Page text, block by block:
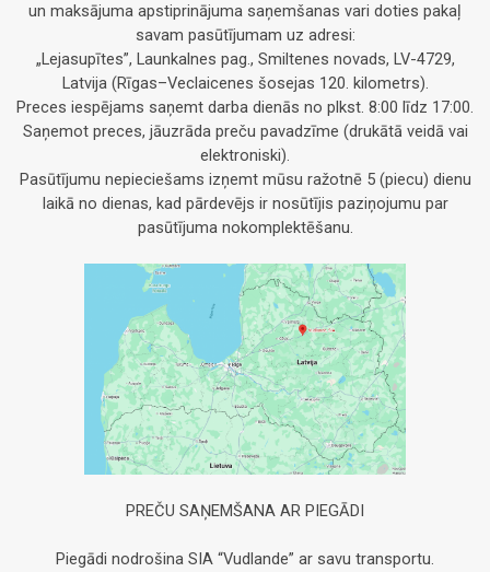
un maksājuma apstiprinājuma saņemšanas vari doties pakaļ
savam pasūtījumam uz adresi:
„Lejasupītes”, Launkalnes pag., Smiltenes novads, LV-4729,
Latvija (Rīgas–Veclaicenes šosejas 120. kilometrs).
Preces iespējams saņemt darba dienās no plkst. 8:00 līdz 17:00.
Saņemot preces, jāuzrāda preču pavadzīme (drukātā veidā vai
elektroniski).
Pasūtījumu nepieciešams izņemt mūsu ražotnē 5 (piecu) dienu
laikā no dienas, kad pārdevējs ir nosūtījis paziņojumu par
pasūtījuma nokomplektēšanu.
PREČU SAŅEMŠANA AR PIEGĀDI
Piegādi nodrošina SIA “Vudlande” ar savu transportu.